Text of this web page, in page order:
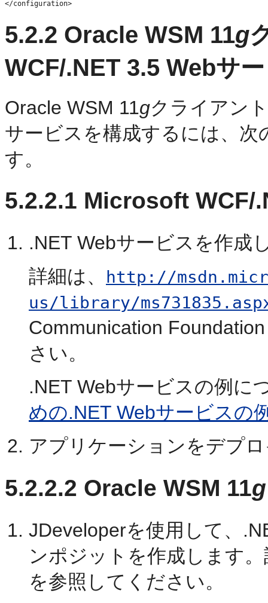
5.2.2 Oracle WSM 11g
WCF/.NET 3.5 Webサ
Oracle WSM 11gクライアン
サービスを構成するには、
す。
5.2.2.1 Microsoft WCF/
.NET Webサービスを作成
詳細は、
http://
us/library/
Communication
さい。
.NET Webサービスの例に
めの.NET Webサービスの
アプリケーションをデプ
5.2.2.2 Oracle WSM 11g
JDeveloperを使用して、
ンポジットを作成します
を参照してください。